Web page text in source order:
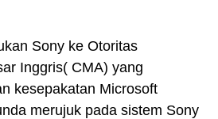
Sony ke Otoritas
Inggris( CMA) yang
kesepakatan Microsoft
merujuk pada sistem Sony